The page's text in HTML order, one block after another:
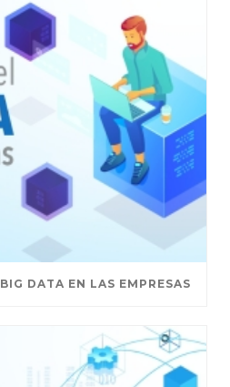
DATA EN LAS EMPRESAS